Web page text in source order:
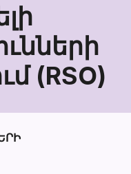
(RSO)